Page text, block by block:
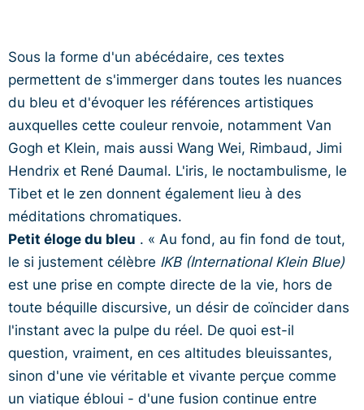
Sous la forme d'un abécédaire, ces textes
permettent de s'immerger dans toutes les nuances
du bleu et d'évoquer les références artistiques
auxquelles cette couleur renvoie, notamment Van
Gogh et Klein, mais aussi Wang Wei, Rimbaud, Jimi
Hendrix et René Daumal. L'iris, le noctambulisme, le
Tibet et le zen donnent également lieu à des
méditations chromatiques.
Petit éloge du bleu . « Au fond, au fin fond de tout,
le si justement célèbre IKB (International Klein Blue)
est une prise en compte directe de la vie, hors de
toute béquille discursive, un désir de coïncider dans
l'instant avec la pulpe du réel. De quoi est-il
question, vraiment, en ces altitudes bleuissantes,
sinon d'une vie véritable et vivante perçue comme
un viatique ébloui - d'une fusion continue entre